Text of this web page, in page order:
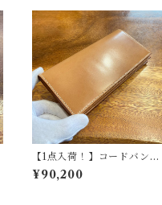
【1点入荷！】コードバン長
財布（札入れタイプ）ナチ
ュラル×ベージュ | 無二 MU
¥90,200